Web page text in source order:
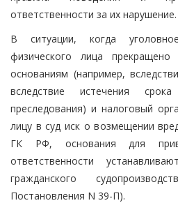
ответственности за их нарушение.
В ситуации, когда
физического лица
основаниям (например,
вследствие истечения
преследования) и налоговый
лицу в суд иск о возмещении
ГК РФ, основания для
ответственности
гражданского
Постановления N 39-П).